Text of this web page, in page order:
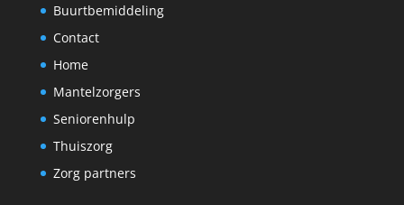
Buurtbemiddeling
Contact
Home
Mantelzorgers
Seniorenhulp
Thuiszorg
Zorg partners